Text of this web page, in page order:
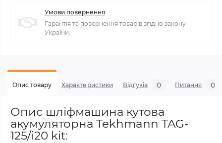
Умови повернення
Гарантія та повернення товарів згідно закону
України.
Опис товару Характеристики Відгуків 0 Питання 0
Опис шліфмашина кутова
акумуляторна Tekhmann TAG-
125/i20 kit: